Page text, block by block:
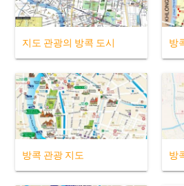
지도 관광의 방콕 도시 방
방콕 관광 지도 방